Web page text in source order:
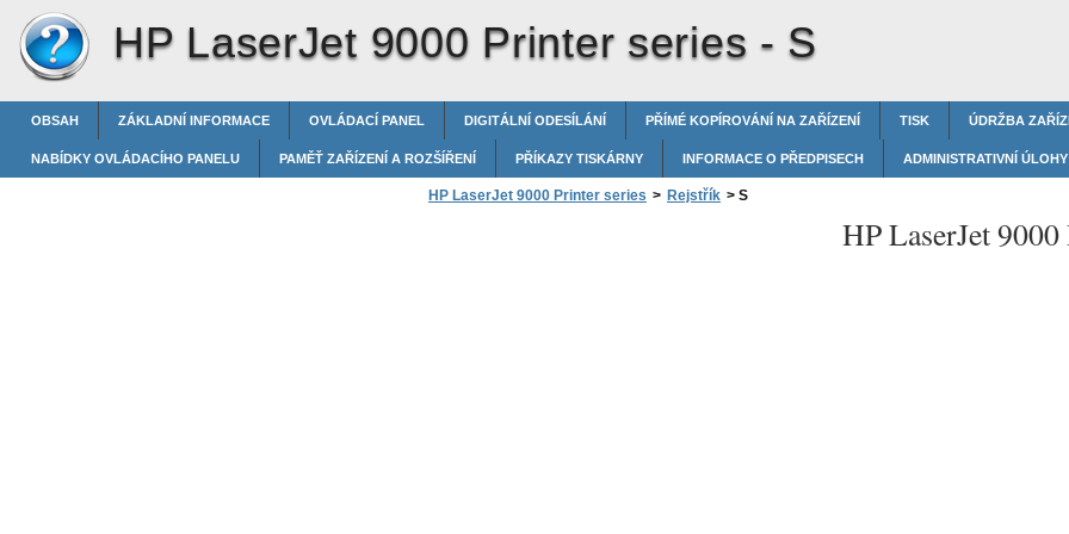
HP LaserJet 9000 Printer series - S
OBSAH ZÁKLADNÍ INFORMACE OVLÁDACÍ PANEL DIGITÁLNÍ ODESÍLÁNÍ PŘÍMÉ KOPÍROVÁNÍ NA ZAŘÍZENÍ TISK ÚDRŽBA
NABÍDKY OVLÁDACÍHO PANELU PAMĚŤ ZAŘÍZENÍ A ROZŠÍŘENÍ PŘÍKAZY TISKÁRNY INFORMACE O PŘEDPISECH ADMINISTRATIVNÍ ÚLOHY
HP LaserJet 9000 Printer series > Rejstřík > S
HP LaserJet